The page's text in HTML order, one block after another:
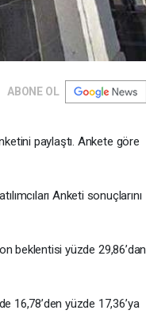
ABONE OL
paylaştı. Ankete göre
Anketi sonuçlarını
beklentisi yüzde 29,86’dan
16,78’den yüzde 17,36’ya